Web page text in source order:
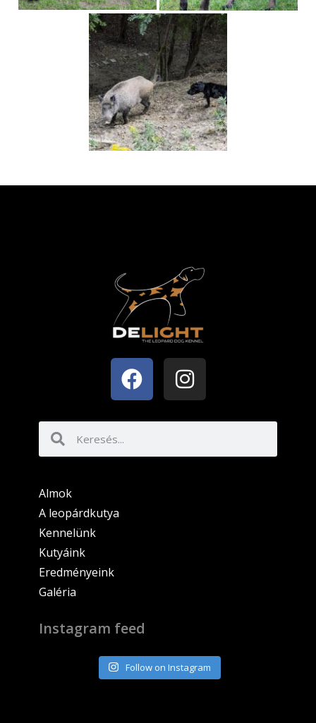
Almok
A leopárdkutya
Kennelünk
Kutyáink
Eredményeink
Galéria
Instagram feed
Follow on Instagram